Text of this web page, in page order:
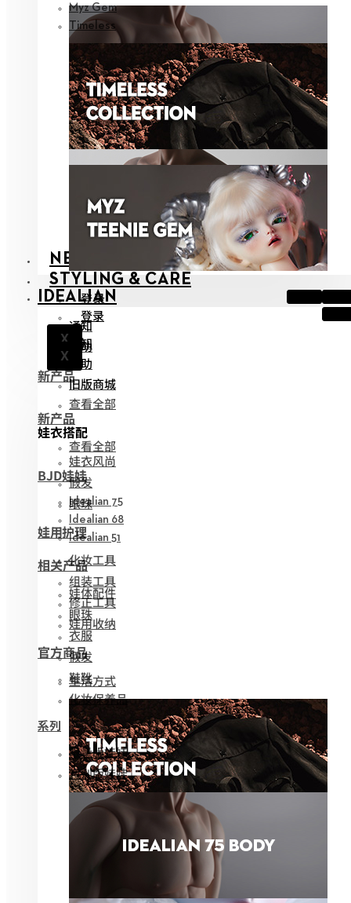
NEOR
STYLING & CARE
登录
X
通知
帮助
新产品
查看全部
娃衣搭配
娃衣风尚
假发
眼珠
娃用护理
化妆工具
组装工具
修正工具
娃用收纳
官方商品
生活方式
Myz Gem
Timeless
IDEALIAN
登录
X
通知
帮助
旧版商城
新产品
查看全部
BJD娃娃
Idealian 75
Idealian 68
Idealian 51
相关产品
娃体配件
眼珠
衣服
假发
鞋靴
化妆保养品
系列
限量版娃娃
特别版娃娃